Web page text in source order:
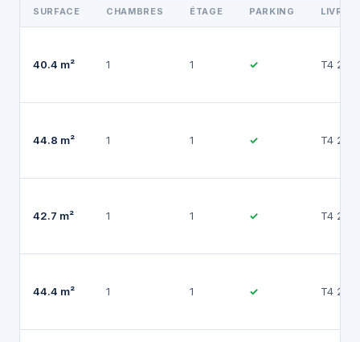
SURFACE CHAMBRES ÉTAGE PARKING
40.4 m² 1 1 ✓ T4
44.8 m² 1 1 ✓ T4
42.7 m² 1 1 ✓ T4
44.4 m² 1 1 ✓ T4